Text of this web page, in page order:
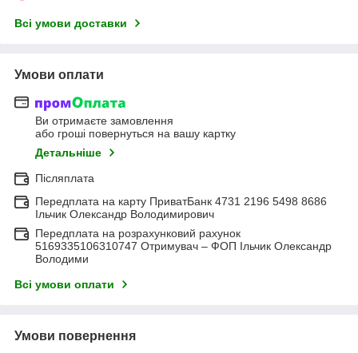
Всі умови доставки
Умови оплати
Ви отримаєте замовлення
або гроші повернуться на вашу картку
Детальніше
Післяплата
Передплата на карту ПриватБанк 4731 2196 5498 8686
Ільчик Олександр Володимирович
Передплата на розрахунковий рахунок
5169335106310747 Отримувач – ФОП Ільчик Олександр
Володими
Всі умови оплати
Умови повернення